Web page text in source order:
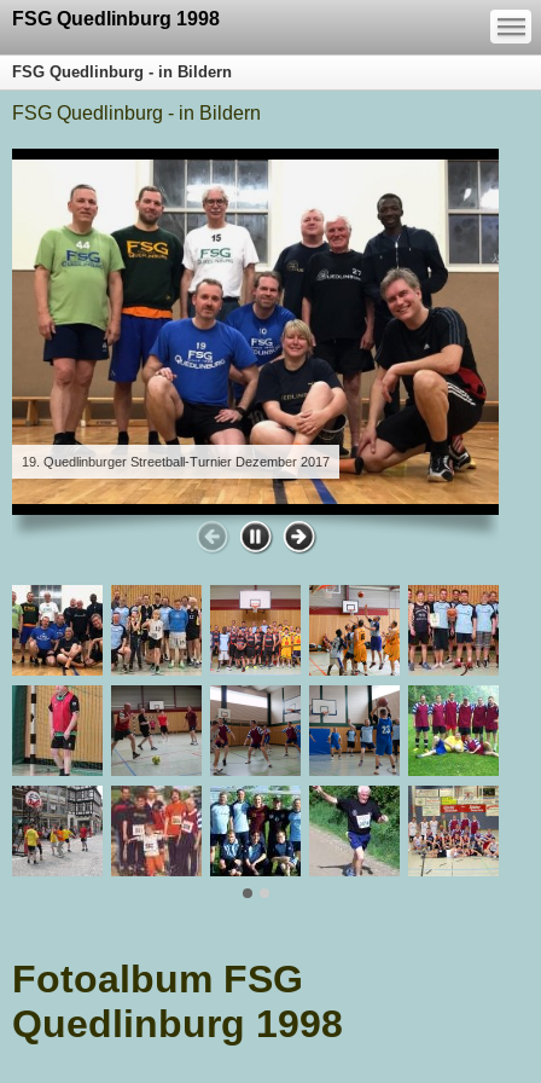
FSG Quedlinburg 1998 —
—
—
FSG Quedlinburg - in Bildern
FSG Quedlinburg - in Bildern
19. Quedlinburger Streetball-Turnier Dezember 2017
Fotoalbum FSG
Quedlinburg 1998